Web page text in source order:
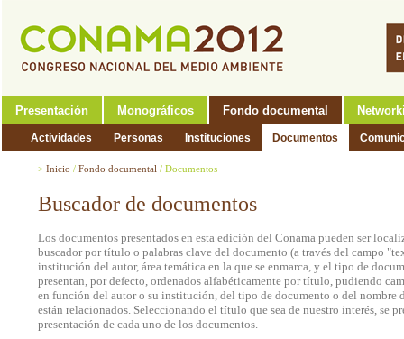
Presentación Monográficos Fondo documental
Actividades Personas Instituciones Documentos
> Inicio / Fondo documental / Documentos
Buscador de documentos
Los documentos presentados en esta edición del Conama pueden ser
buscador por título o palabras clave del documento (a través del campo
institución del autor, área temática en la que se enmarca, y el tipo de
presentan, por defecto, ordenados alfabéticamente por título, pudiendo
en función del autor o su institución, del tipo de documento o del nombre
están relacionados. Seleccionando el título que sea de nuestro interés, se
presentación de cada uno de los documentos.